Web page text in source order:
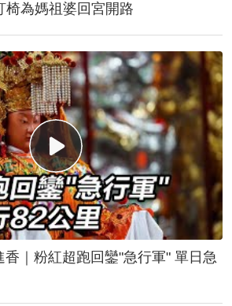
椅為媽祖婆回宮開路
粉紅超跑回鑾"急行軍" 單日急